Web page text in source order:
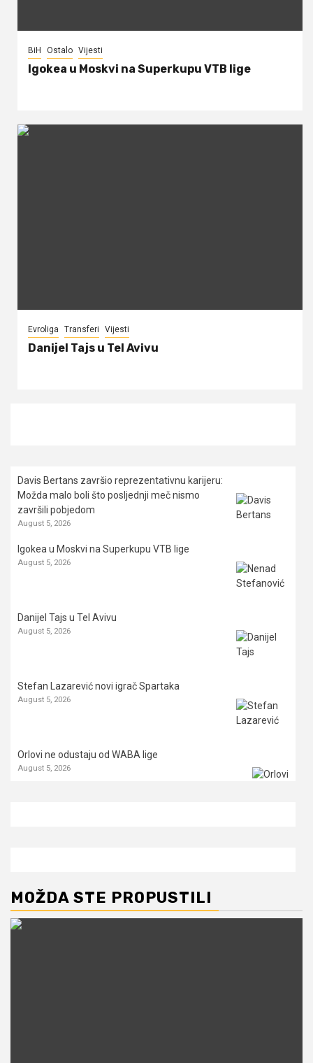
BiH Ostalo Vijesti
Igokea u Moskvi na Superkupu VTB lige
Evroliga Transferi Vijesti
Danijel Tajs u Tel Avivu
Davis Bertans završio reprezentativnu karijeru:
Možda malo boli što posljednji meč nismo
završili pobjedom
August 5, 2026
Igokea u Moskvi na Superkupu VTB lige
August 5, 2026
Danijel Tajs u Tel Avivu
August 5, 2026
Stefan Lazarević novi igrač Spartaka
August 5, 2026
Orlovi ne odustaju od WABA lige
August 5, 2026
MOŽDA STE PROPUSTILI